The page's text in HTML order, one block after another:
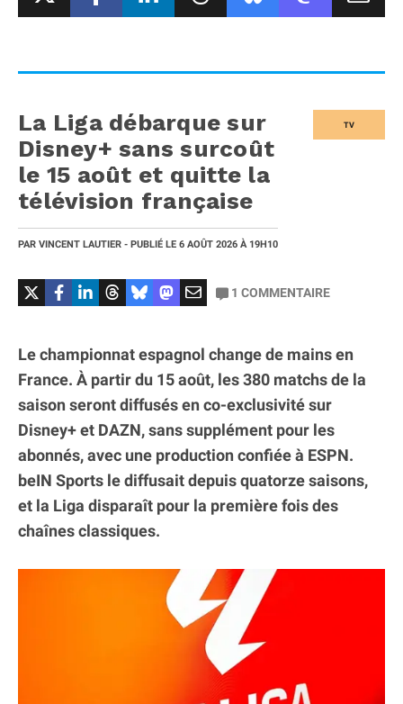
TV
La Liga débarque sur
Disney+ sans surcoût
le 15 août et quitte la
télévision française
PAR VINCENT LAUTIER - PUBLIÉ LE 6 AOÛT 2026 À 19H10
1 COMMENTAIRE
Le championnat espagnol change de mains en
France. À partir du 15 août, les 380 matchs de la
saison seront diffusés en co-exclusivité sur
Disney+ et DAZN, sans supplément pour les
abonnés, avec une production confiée à ESPN.
beIN Sports le diffusait depuis quatorze saisons,
et la Liga disparaît pour la première fois des
chaînes classiques.